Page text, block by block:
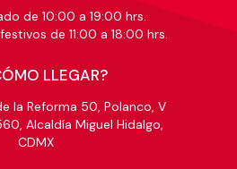
de 10:00 a 19:00 hrs.
de 11:00 a 18:00 hrs.
LLEGAR?
la Reforma 50, Polanco, V
Alcaldía Miguel Hidalgo,
CDMX